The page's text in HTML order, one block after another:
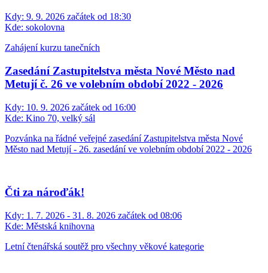
Kdy: 9. 9. 2026 začátek od 18:30
Kde: sokolovna
Zahájení kurzu tanečních
Zasedání Zastupitelstva města Nové Město nad
Metují č. 26 ve volebním období 2022 - 2026
Kdy: 10. 9. 2026 začátek od 16:00
Kde: Kino 70, velký sál
Pozvánka na řádné veřejné zasedání Zastupitelstva města Nové
Město nad Metují - 26. zasedání ve volebním období 2022 - 2026
Čti za nároďák!
Kdy: 1. 7. 2026 - 31. 8. 2026 začátek od 08:06
Kde: Městská knihovna
Letní čtenářská soutěž pro všechny věkové kategorie